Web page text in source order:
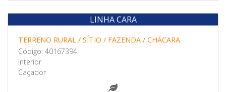
Venda
LINHA CARA
TERRENO RURAL / SÍTIO / FAZENDA / CHÁCARA
Código: 40167394
Interior
Caçador